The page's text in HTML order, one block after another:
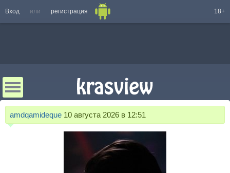
Вход или регистрация 18+
amdqamideque 10 августа 2026 в 12:51